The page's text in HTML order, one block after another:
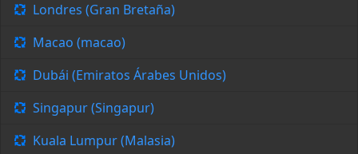
Londres (Gran Bretaña)
Macao (macao)
Dubái (Emiratos Árabes Unidos)
Singapur (Singapur)
Kuala Lumpur (Malasia)